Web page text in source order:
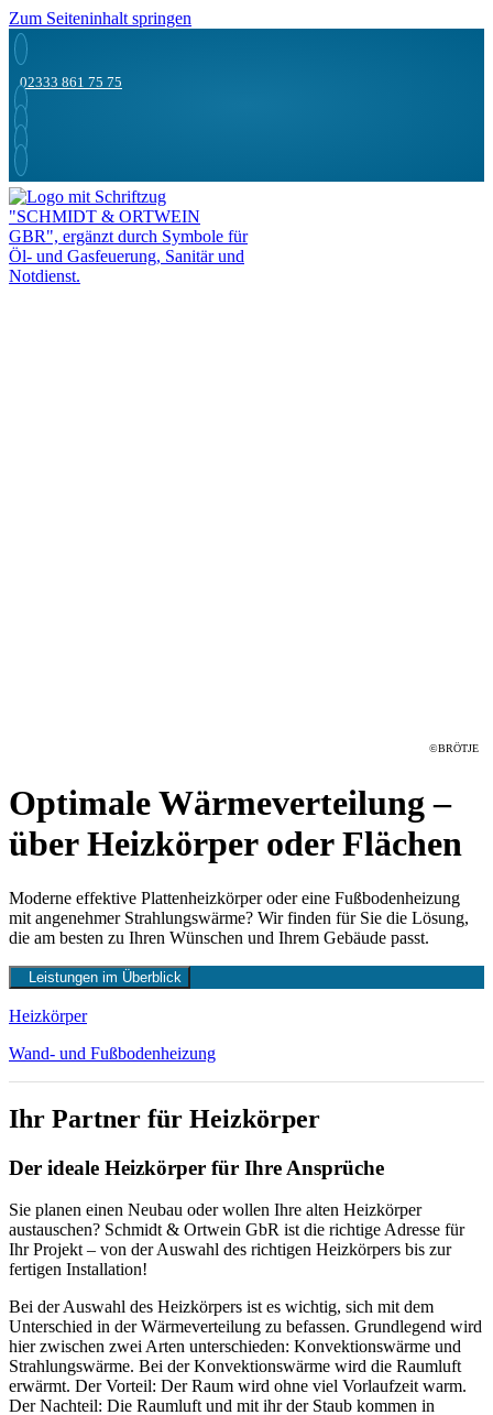
Zum Seiteninhalt springen
02333 861 75 75
©BRÖTJE
Optimale Wärmeverteilung –
über Heizkörper oder Flächen
Moderne effektive Plattenheizkörper oder eine Fußbodenheizung
mit angenehmer Strahlungswärme? Wir finden für Sie die Lösung,
die am besten zu Ihren Wünschen und Ihrem Gebäude passt.
Leistungen im Überblick
Heizkörper
Wand- und Fußbodenheizung
Ihr Partner für Heizkörper
Der ideale Heizkörper für Ihre Ansprüche
Sie planen einen Neubau oder wollen Ihre alten Heizkörper
austauschen? Schmidt & Ortwein GbR ist die richtige Adresse für
Ihr Projekt – von der Auswahl des richtigen Heizkörpers bis zur
fertigen Installation!
Bei der Auswahl des Heizkörpers ist es wichtig, sich mit dem
Unterschied in der Wärmeverteilung zu befassen. Grundlegend wird
hier zwischen zwei Arten unterschieden: Konvektionswärme und
Strahlungswärme. Bei der Konvektionswärme wird die Raumluft
erwärmt. Der Vorteil: Der Raum wird ohne viel Vorlaufzeit warm.
Der Nachteil: Die Raumluft und mit ihr der Staub kommen in